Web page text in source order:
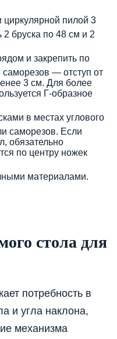
циркулярной пилой 3
2 бруска по 48 см и 2
и закрепить по
— отступ от
3 см. Для более
Г-образное
в местах углового
саморезов. Если
обязательно
по центру ножек
материалами.
стола для
потребность в
и угла наклона,
механизма